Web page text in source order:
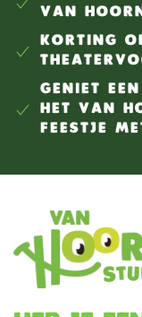
VAN
KORTING
GENIET
HET VAN
FEESTJE